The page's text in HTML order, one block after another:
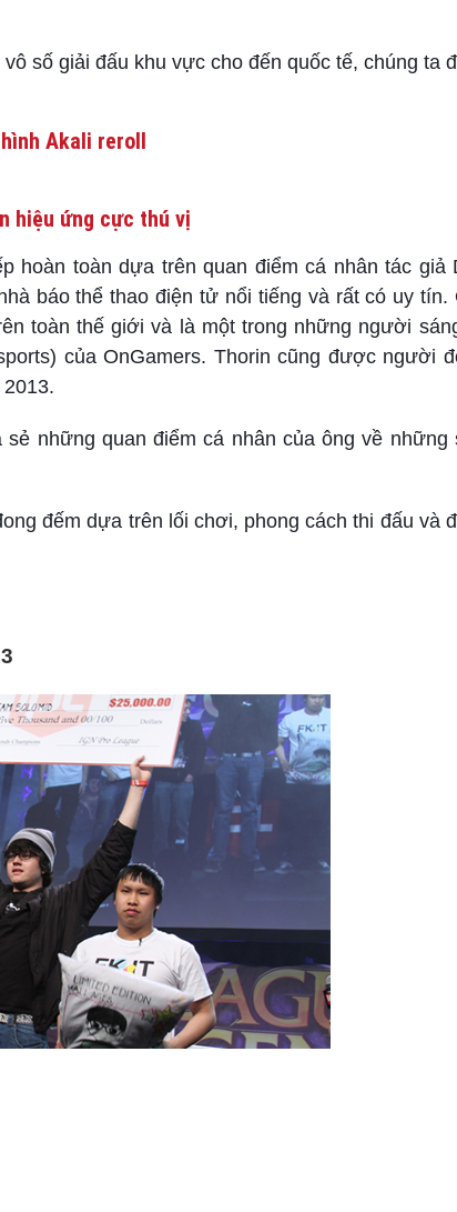
số giải đấu khu vực cho đến quốc tế, chúng ta
Akali reroll
hiệu ứng cực thú vị
hoàn toàn dựa trên quan điểm cá nhân tác giả
báo thể thao điện tử nổi tiếng và rất có uy tín.
toàn thế giới và là một trong những người
của OnGamers. Thorin cũng được người
sẻ những quan điểm cá nhân của ông về những
đếm dựa trên lối chơi, phong cách thi đấu và